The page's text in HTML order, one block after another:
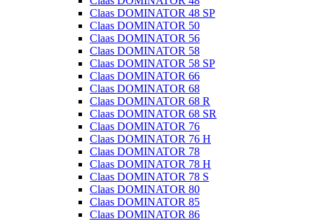
Claas DOMINATOR 48 SP
Claas DOMINATOR 50
Claas DOMINATOR 56
Claas DOMINATOR 58
Claas DOMINATOR 58 SP
Claas DOMINATOR 66
Claas DOMINATOR 68
Claas DOMINATOR 68 R
Claas DOMINATOR 68 SR
Claas DOMINATOR 76
Claas DOMINATOR 76 H
Claas DOMINATOR 78
Claas DOMINATOR 78 H
Claas DOMINATOR 78 S
Claas DOMINATOR 80
Claas DOMINATOR 85
Claas DOMINATOR 86